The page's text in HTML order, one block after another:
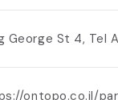
George St 4, Tel
ontopo.co.il/